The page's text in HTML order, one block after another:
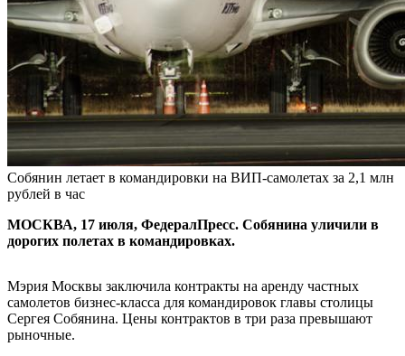
Собянин летает в командировки на ВИП-самолетах за 2,1 млн
рублей в час
МОСКВА, 17 июля, ФедералПресс. Собянина уличили в
дорогих полетах в командировках.
Мэрия Москвы заключила контракты на аренду частных
самолетов бизнес-класса для командировок главы столицы
Сергея Собянина. Цены контрактов в три раза превышают
рыночные.